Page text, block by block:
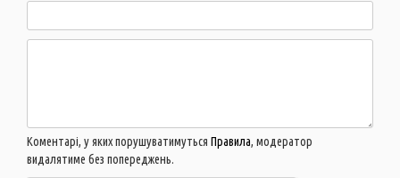
Коментарі, у яких порушуватимуться Правила, модератор
видалятиме без попереджень.